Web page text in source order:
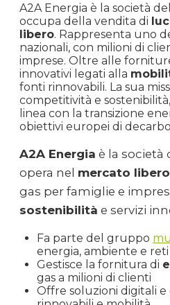
A2A Energia è la società
occupa della vendita di
libero. Rappresenta uno
nazionali, con milioni di
imprese. Oltre alle
innovativi legati alla
fonti rinnovabili. La sua
competitività e
linea con la transizione
obiettivi europei di
A2A Energia è la società
opera nel mercato libero
gas per famiglie e
sostenibilità e servizi
Fa parte del gruppo
energia, ambiente e reti
Gestisce la fornitura di
gas a milioni di clienti
Offre soluzioni digitali